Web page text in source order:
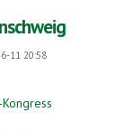
11 20:58